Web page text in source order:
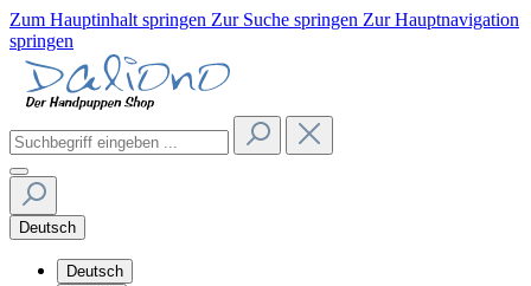
Zum Hauptinhalt springen Zur Suche springen Zur Hauptnavigation
springen
Deutsch
Deutsch